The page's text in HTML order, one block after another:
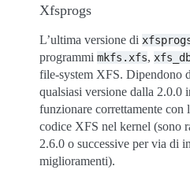
Xfsprogs
L’ultima versione di
programmi mkfs.xfs,
file-system XFS. Dipendono
qualsiasi versione dalla 2.0.0
funzionare correttamente con
codice XFS nel kernel (sono
2.6.0 o successive per via di
miglioramenti).